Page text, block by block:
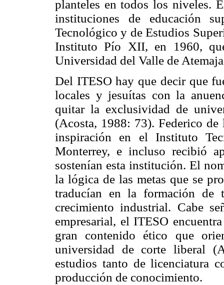
planteles en todos los niveles.
instituciones de educación
Tecnológico y de Estudios
Instituto Pío XII, en 1960,
Universidad del Valle de
Del ITESO hay que decir que
locales y jesuítas con la
quitar la exclusividad de
(Acosta, 1988: 73). Federico
inspiración en el Instituto
Monterrey, e incluso recibió
sostenían esta institución. El
la lógica de las metas que se
traducían en la formación de
crecimiento industrial. Cabe
empresarial, el ITESO
gran contenido ético que
universidad de corte liberal
estudios tanto de licenciatura
producción de conocimiento.